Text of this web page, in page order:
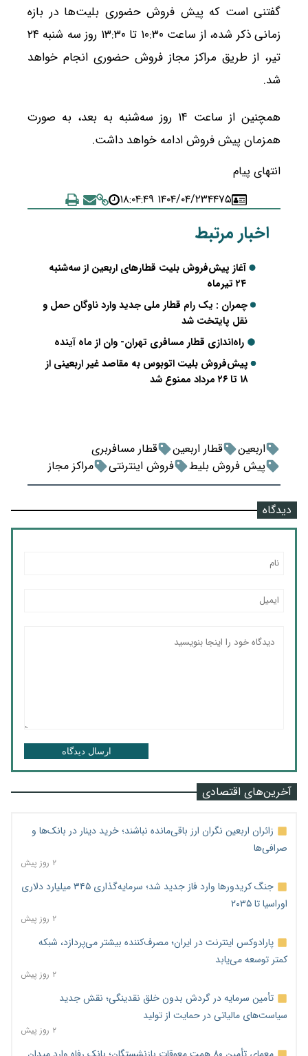
گفتنی است که پیش فروش حضوری بلیت‌ها در بازه
زمانی ذکر شده، از ساعت ۱۰:۳۰ تا ۱۳:۳۰ روز سه شنبه ۲۴
تیر، از طریق مراکز مجاز فروش حضوری انجام خواهد
شد.
همچنین از ساعت ۱۴ روز سه‌شنبه به بعد، به صورت
همزمان پیش فروش ادامه خواهد داشت.
انتهای پیام
۴۴۷۵۱۴۰۴/۰۴/۲۳ ۱۸:۰۴:۴۹
اخبار مرتبط
آغاز پیش‌فروش بلیت قطارهای اربعین از سه‌شنبه
۲۴ تیرماه
چمران : یک رام قطار ملی جدید وارد ناوگان حمل و
نقل پایتخت شد
راه‌اندازی قطار مسافری تهران- وان از ماه ‌آینده
پیش‌فروش بلیت اتوبوس به مقاصد غیر اربعینی از
۱۸ تا ۲۶ مرداد ممنوع شد
اربعین قطار اربعین
قطار مسافربری
پیش فروش بلیط
فروش اینترنتی مراکز مجاز
دیدگاه
ارسال دیدگاه
آخرین‌های اقتصادی
زائران اربعین نگران ارز باقی‌مانده نباشند؛ خرید دینار در بانک‌ها و
صرافی‌ها
۲ روز پیش
جنگ کریدورها وارد فاز جدید شد؛ سرمایه‌گذاری ۳۴۵ میلیارد دلاری
اوراسیا تا ۲۰۳۵
۲ روز پیش
پارادوکس اینترنت در ایران؛ مصرف‌کننده بیشتر می‌پردازد، شبکه
کمتر توسعه می‌یابد
۲ روز پیش
تأمین سرمایه در گردش بدون خلق نقدینگی؛ نقش جدید
سیاست‌های مالیاتی در حمایت از تولید
۲ روز پیش